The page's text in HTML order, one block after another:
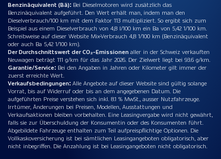
Benzinäquivalent (Bä): Bei Dieselmotoren wird zusätzlich das
Benzinäquivalent aufgeführt. Den Wert erhält man, indem man den
Dieselverbrauch/100 km mit dem Faktor 113 multipliziert. So ergibt sich zum
Beispiel aus einem Dieselverbrauch von 4,8 l/100 km ein Ba von 5,42 1/100 km.
Schreibweise auf dieser Website Mix-Verbrauch 4,8 1/100 km (Benzinäquivalent
oder auch Ba 5,42 1/100 km).
Der Durchschnittswert der CO₂-Emissionenaller in der Schweiz verkauften
Neuwagen beträgt 111 g/km für das Jahr 2026. Der Zielwert liegt bei 93.6 g/km.
Garantie/Service: Bei den Angaben in Jahren oder Kilometer gilt immer der
zuerst erreichte Wert.
Verkaufsbedingungen: Alle Angebote auf dieser Website sind gültig solange
Vorrat, bis auf Widerruf oder bis an dem angegebenen Datum. Die
aufgeführten Preise verstehen sich inkl. 8.1 % MwSt., ausser Nutzfahrzeuge.
Irrtümer, Änderungen bei Preisen, Modellen, Ausstattungen und
Verkaufsaktionen bleiben vorbehalten. Eine Leasingvergabe wird nicht gewährt,
falls sie zur Überschuldung der Konsumentin oder des Konsumenten führt.
Abgebildete Fahrzeuge enthalten zum Teil aufpreispflichtige Optionen. Die
Vollkaskoversicherung ist bei sämtlichen Leasingangeboten obligatorisch, aber
nicht inbegriffen. Die Anzahlung ist bei Leasingangeboten nicht obligatorisch.